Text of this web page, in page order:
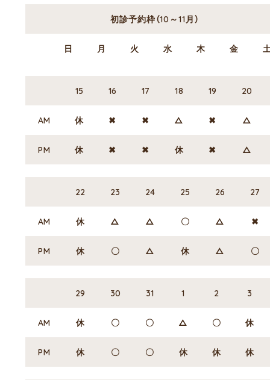
初診予約枠（10～11月）
日 月 火 水 木 金
15 16 17 18 19 20
AM 休 ✖ ✖ △ ✖ △
PM 休 ✖ ✖ 休 ✖ △
22 23 24 25 26 27
AM 休 △ △ 〇 △ ✖
PM 休 〇 △ 休 △ 〇
29 30 31 1 2 3
AM 休 〇 〇 △ 〇 休
PM 休 〇 〇 休 休 休